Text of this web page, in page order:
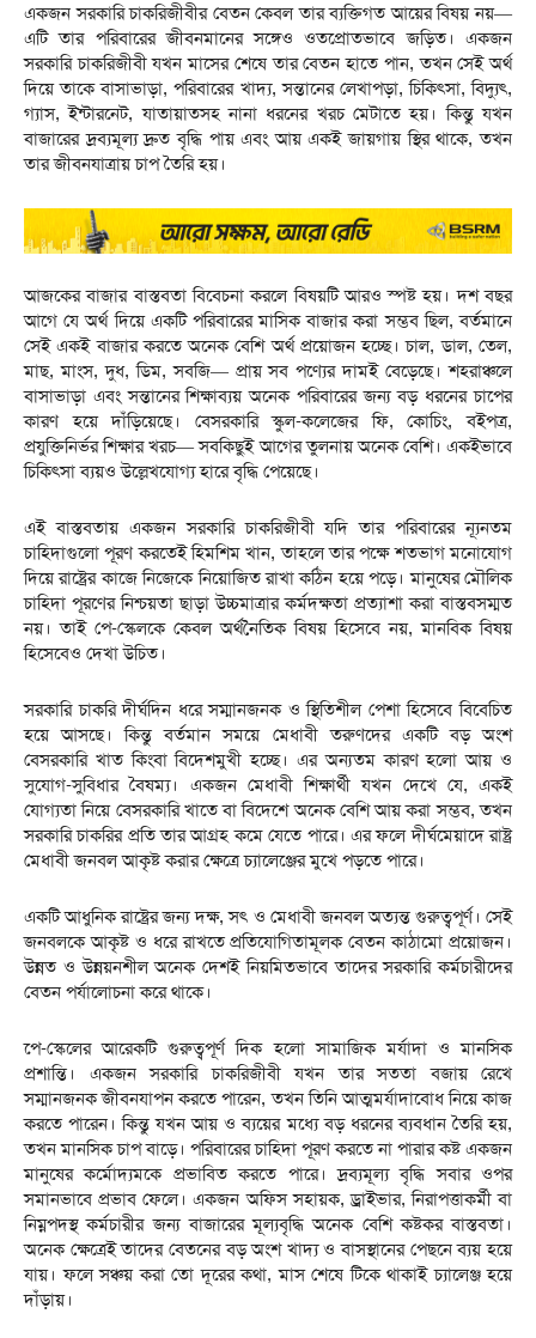
‎একজন সরকারি চাকরিজীবীর বেতন কেবল তার ব্যক্তিগত আয়ের বিষয় নয়—
এটি তার পরিবারের জীবনমানের সঙ্গেও ওতপ্রোতভাবে জড়িত। একজন
সরকারি চাকরিজীবী যখন মাসের শেষে তার বেতন হাতে পান, তখন সেই অর্থ
দিয়ে তাকে বাসাভাড়া, পরিবারের খাদ্য, সন্তানের লেখাপড়া, চিকিৎসা, বিদ্যুৎ,
গ্যাস, ইন্টারনেট, যাতায়াতসহ নানা ধরনের খরচ মেটাতে হয়। কিন্তু যখন
বাজারের দ্রব্যমূল্য দ্রুত বৃদ্ধি পায় এবং আয় একই জায়গায় স্থির থাকে, তখন
তার জীবনযাত্রায় চাপ তৈরি হয়।
‎আজকের বাজার বাস্তবতা বিবেচনা করলে বিষয়টি আরও স্পষ্ট হয়। দশ বছর
আগে যে অর্থ দিয়ে একটি পরিবারের মাসিক বাজার করা সম্ভব ছিল, বর্তমানে
সেই একই বাজার করতে অনেক বেশি অর্থ প্রয়োজন হচ্ছে। চাল, ডাল, তেল,
মাছ, মাংস, দুধ, ডিম, সবজি— প্রায় সব পণ্যের দামই বেড়েছে। শহরাঞ্চলে
বাসাভাড়া এবং সন্তানের শিক্ষাব্যয় অনেক পরিবারের জন্য বড় ধরনের চাপের
কারণ হয়ে দাঁড়িয়েছে। বেসরকারি স্কুল-কলেজের ফি, কোচিং, বইপত্র,
প্রযুক্তিনির্ভর শিক্ষার খরচ— সবকিছুই আগের তুলনায় অনেক বেশি। একইভাবে
চিকিৎসা ব্যয়ও উল্লেখযোগ্য হারে বৃদ্ধি পেয়েছে।
‎এই বাস্তবতায় একজন সরকারি চাকরিজীবী যদি তার পরিবারের ন্যূনতম
চাহিদাগুলো পূরণ করতেই হিমশিম খান, তাহলে তার পক্ষে শতভাগ মনোযোগ
দিয়ে রাষ্ট্রের কাজে নিজেকে নিয়োজিত রাখা কঠিন হয়ে পড়ে। মানুষের মৌলিক
চাহিদা পূরণের নিশ্চয়তা ছাড়া উচ্চমাত্রার কর্মদক্ষতা প্রত্যাশা করা বাস্তবসম্মত
নয়। তাই পে-স্কেলকে কেবল অর্থনৈতিক বিষয় হিসেবে নয়, মানবিক বিষয়
হিসেবেও দেখা উচিত।
‎সরকারি চাকরি দীর্ঘদিন ধরে সম্মানজনক ও স্থিতিশীল পেশা হিসেবে বিবেচিত
হয়ে আসছে। কিন্তু বর্তমান সময়ে মেধাবী তরুণদের একটি বড় অংশ
বেসরকারি খাত কিংবা বিদেশমুখী হচ্ছে। এর অন্যতম কারণ হলো আয় ও
সুযোগ-সুবিধার বৈষম্য। একজন মেধাবী শিক্ষার্থী যখন দেখে যে, একই
যোগ্যতা নিয়ে বেসরকারি খাতে বা বিদেশে অনেক বেশি আয় করা সম্ভব, তখন
সরকারি চাকরির প্রতি তার আগ্রহ কমে যেতে পারে। এর ফলে দীর্ঘমেয়াদে রাষ্ট্র
মেধাবী জনবল আকৃষ্ট করার ক্ষেত্রে চ্যালেঞ্জের মুখে পড়তে পারে।
‎একটি আধুনিক রাষ্ট্রের জন্য দক্ষ, সৎ ও মেধাবী জনবল অত্যন্ত গুরুত্বপূর্ণ। সেই
জনবলকে আকৃষ্ট ও ধরে রাখতে প্রতিযোগিতামূলক বেতন কাঠামো প্রয়োজন।
উন্নত ও উন্নয়নশীল অনেক দেশই নিয়মিতভাবে তাদের সরকারি কর্মচারীদের
বেতন পর্যালোচনা করে থাকে।
‎পে-স্কেলের আরেকটি গুরুত্বপূর্ণ দিক হলো সামাজিক মর্যাদা ও মানসিক
প্রশান্তি। একজন সরকারি চাকরিজীবী যখন তার সততা বজায় রেখে
সম্মানজনক জীবনযাপন করতে পারেন, তখন তিনি আত্মমর্যাদাবোধ নিয়ে কাজ
করতে পারেন। কিন্তু যখন আয় ও ব্যয়ের মধ্যে বড় ধরনের ব্যবধান তৈরি হয়,
তখন মানসিক চাপ বাড়ে। পরিবারের চাহিদা পূরণ করতে না পারার কষ্ট একজন
মানুষের কর্মোদ্যমকে প্রভাবিত করতে পারে। দ্রব্যমূল্য বৃদ্ধি সবার ওপর
সমানভাবে প্রভাব ফেলে। একজন অফিস সহায়ক, ড্রাইভার, নিরাপত্তাকর্মী বা
নিম্নপদস্থ কর্মচারীর জন্য বাজারের মূল্যবৃদ্ধি অনেক বেশি কষ্টকর বাস্তবতা।
অনেক ক্ষেত্রেই তাদের বেতনের বড় অংশ খাদ্য ও বাসস্থানের পেছনে ব্যয় হয়ে
যায়। ফলে সঞ্চয় করা তো দূরের কথা, মাস শেষে টিকে থাকাই চ্যালেঞ্জ হয়ে
দাঁড়ায়।